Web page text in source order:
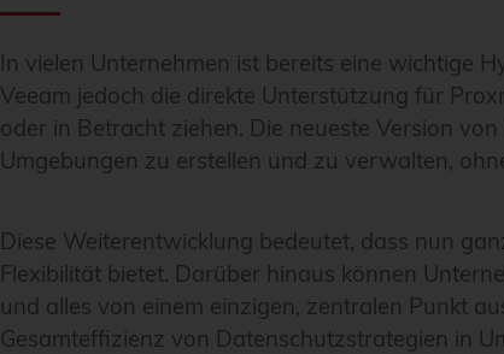
In vielen Unternehmen ist bereits eine wichtige
Veeam jedoch die direkte Unterstützung für
oder in Betracht ziehen. Die neueste Version
Umgebungen zu erstellen und zu verwalten,
Diese Weiterentwicklung bedeutet, dass nun
Flexibilität bietet. Darüber hinaus können
und alles von einem einzigen, zentralen Punkt
Gesamteffizienz von Datenschutzstrategien in